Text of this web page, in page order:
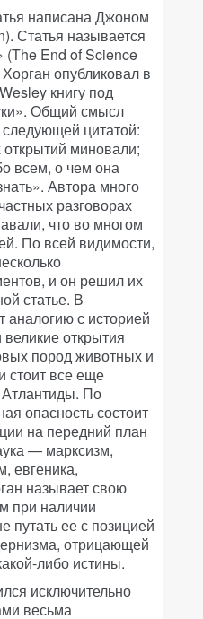
написана Джоном
Статья называется
(The End of Science
опубликовал в
книгу под
Общий смысл
следующей цитатой:
миновали;
всем, о чем она
Автора много
разговорах
что во многом
По всей видимости,
и он решил их
статье. В
аналогию с историей
открытия
пород животных и
стоит все еще
По
опасность состоит
на передний план
— марксизм,
евгеника,
называет свою
при наличии
путать ее с позицией
отрицающей
либо истины.
исключительно
весьма